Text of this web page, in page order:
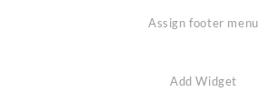
Assign footer menu
Add Widget